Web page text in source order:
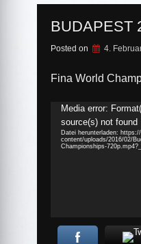
BUDAPEST
Posted on 4.
Fina World
Video-
Media error:
source(s) not found
Datei herunterladen:
content/uploads/2016/02/
Championships-